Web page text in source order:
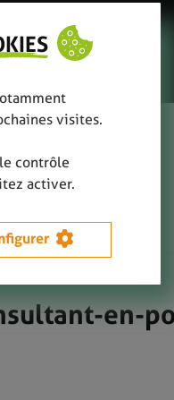
en-
visites.
le contrôle
activer.